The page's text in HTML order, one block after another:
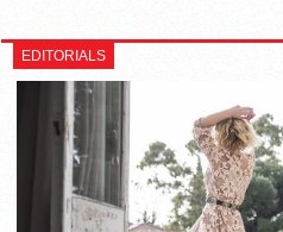
EDITORIALS